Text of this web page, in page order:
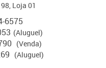
Loja 01
6575
(Aluguel)
(Venda)
(Aluguel)